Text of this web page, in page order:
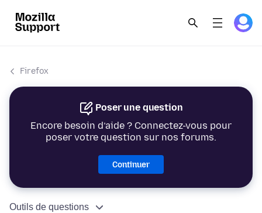
Firefox
Poser une question
Encore besoin d’aide ? Connectez-vous pour
poser votre question sur nos forums.
Continuer
Outils de questions